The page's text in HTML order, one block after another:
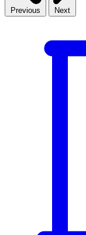
Previous Next